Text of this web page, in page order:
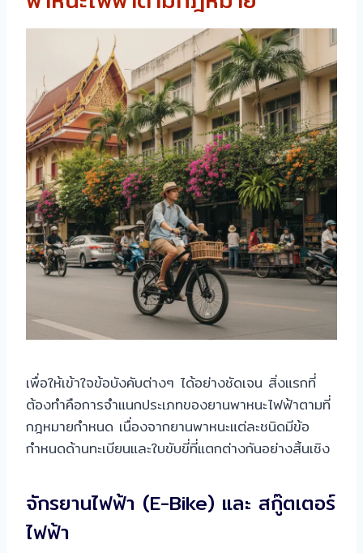
เพื่อให้เข้าใจข้อบังคับต่างๆ ได้อย่างชัดเจน สิ่งแรกที่
ต้องทำคือการจำแนกประเภทของยานพาหนะไฟฟ้าตามที่
กฎหมายกำหนด เนื่องจากยานพาหนะแต่ละชนิดมีข้อ
กำหนดด้านทะเบียนและใบขับขี่ที่แตกต่างกันอย่างสิ้นเชิง
จักรยานไฟฟ้า (E-Bike) และ สกู๊ตเตอร์
ไฟฟ้า